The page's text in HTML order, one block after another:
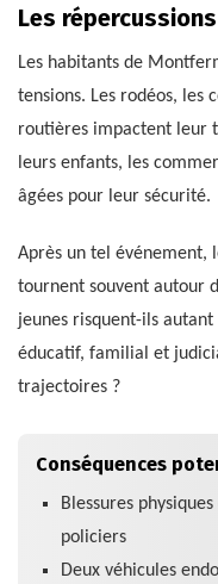
Les
Les habitants de
tensions. Les rodéos, les
routières impactent leur
leurs enfants, les
âgées pour leur sécurité.
Après un tel événement,
tournent souvent autour
jeunes risquent-ils
éducatif, familial et
trajectoires ?
Conséquences
Blessures
policiers
Deux véhicules